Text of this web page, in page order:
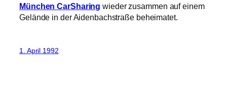
München CarSharing wieder zusammen auf einem
Gelände in der Aidenbachstraße beheimatet.
1. April 1992